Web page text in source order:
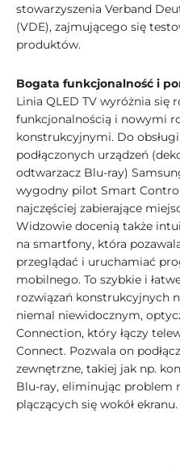
stowarzyszenia Verband
(VDE), zajmującego się
produktów.
Bogata funkcjonalność i
Linia QLED TV wyróżnia się
funkcjonalnością i nowymi
konstrukcyjnymi. Do
podłączonych urządzeń
odtwarzacz Blu-ray)
wygodny pilot Smart
najczęściej zabierające
Widzowie docenią także
na smartfony, która
przeglądać i uruchamiać
mobilnego. To szybkie i
rozwiązań konstrukcyjnych
niemal niewidocznym,
Connection, który łączy
Connect. Pozwala on
zewnętrzne, takiej jak np.
Blu-ray, eliminując problem
plączących się wokół ekranu.